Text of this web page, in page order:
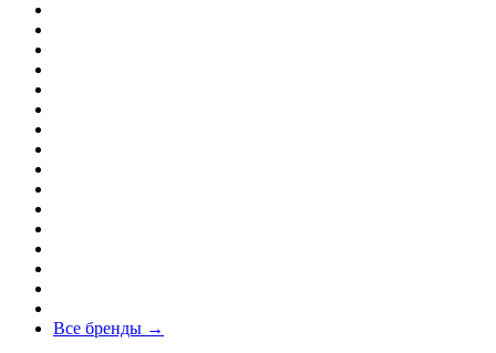
Все бренды →